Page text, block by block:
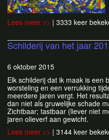
Lees meer >> | 3333 keer
Schilderij van het jaar
6 oktober 2015
Elk schilderij dat ik maak is een
worsteling en een verrukking
meerdere jaren vergt. Het
dan niet als gruwelijke schade
Zichtbaar; tastbaar (liever niet
jaren olieverf aan gewicht.
Lees meer >> | 3144 keer